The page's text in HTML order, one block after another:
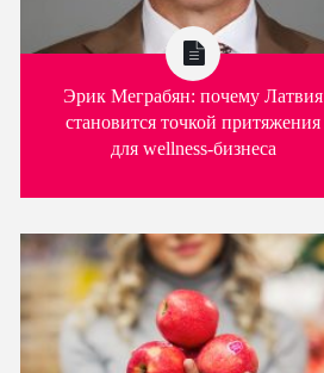
Эрик Меграбян: почему Латвия
становится точкой притяжения
для wellness-бизнеса